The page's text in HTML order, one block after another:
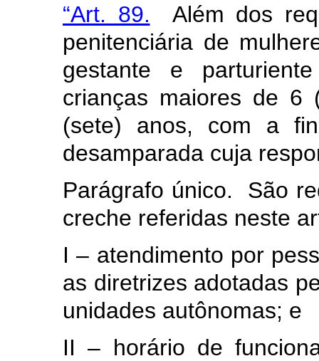
“Art. 89. Além dos
penitenciária de
gestante e
crianças maiores de 6
(sete) anos, com a
desamparada cuja
Parágrafo único. São
creche referidas neste
I – atendimento por
as diretrizes adotadas
unidades autônomas; e
II – horário de